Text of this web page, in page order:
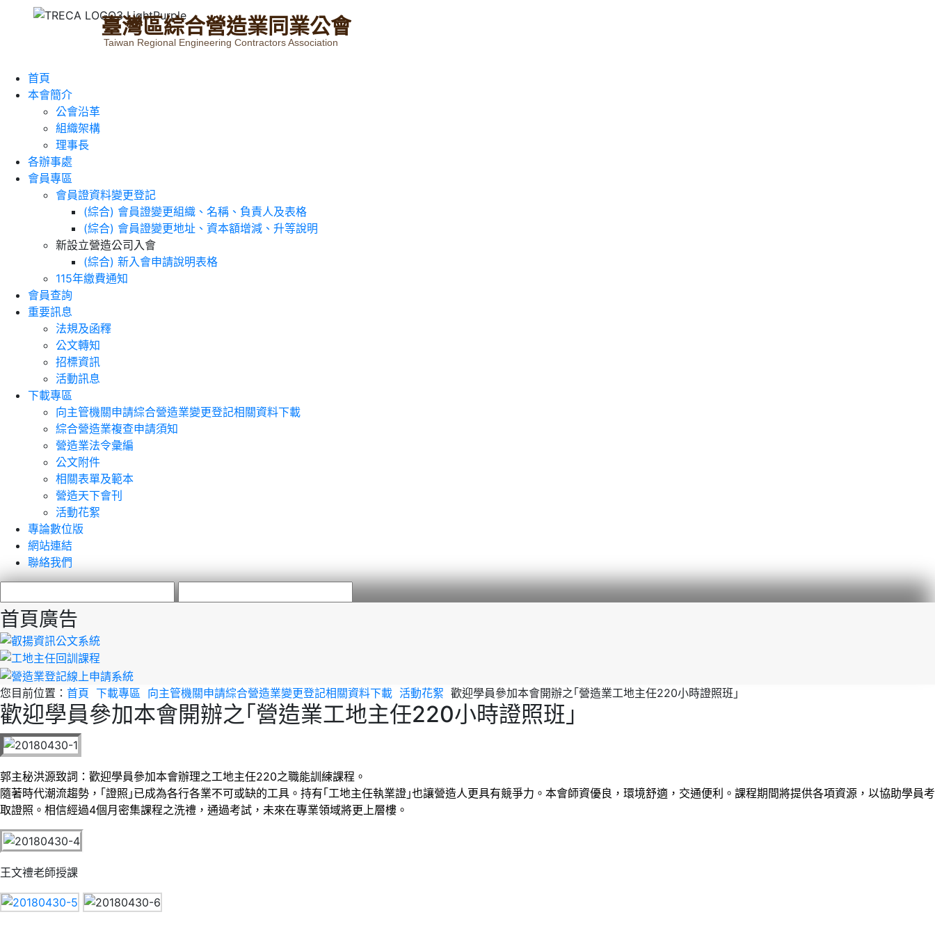
臺灣區綜合營造業同業公會
Taiwan Regional Engineering Contractors Association
首頁
本會簡介
公會沿革
組織架構
理事長
各辦事處
會員專區
會員證資料變更登記
(綜合) 會員證變更組織、名稱、負責人及表格
(綜合) 會員證變更地址、資本額增減、升等說明
新設立營造公司入會
(綜合) 新入會申請說明表格
115年繳費通知
會員查詢
重要訊息
法規及函釋
公文轉知
招標資訊
活動訊息
下載專區
向主管機關申請綜合營造業變更登記相關資料下載
綜合營造業複查申請須知
營造業法令彙編
公文附件
相關表單及範本
營造天下會刊
活動花絮
專論數位版
網站連結
聯絡我們
首頁廣告
您目前位置： 首頁 下載專區 向主管機關申請綜合營造業變更登記相關資料下載 活動花絮 歡迎學員參加本會開辦之｢營造業工地主任220小時證照班｣
歡迎學員參加本會開辦之｢營造業工地主任220小時證照班｣
郭主秘洪源致詞： 歡迎學員參加本會辦理之工地主任220之職能訓練課程。
隨著時代潮流趨勢，｢證照｣已成為各行各業不可或缺的工具。持有｢工地主任執業證｣也讓營造人更具有競爭力。本會師資優良，環境舒適，交通便利。課程期間將提供各項資源，以協助學員考
取證照。 相信經過4個月密集課程之洗禮，通過考試，未來在專業領域將更上層樓。
王文禮老師授課